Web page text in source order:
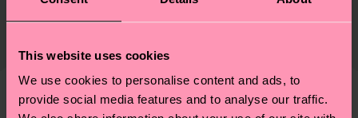
This website uses cookies
We use cookies to personalise content and ads, to
provide social media features and to analyse our traffic.
Elastane
Elastane
Genaue Information:
Zertifizierungen – es geht auch um eine ethische
Lieferkette, die Reduzierung von Emissionen, die
richtige Pflege von Socken und VIELES MEHR!
findest du auf unsererNachhaltigkeitsseite.
Die Lieferzeit hängt vom Zielland der Bestellung
findest duhier. Die Lieferzeit beginnt sobald
deine Bestellung versandt wurde. Bitte bedenke,
dass es sich hierbei um einen Richtwert handelt
Ähnliche muster